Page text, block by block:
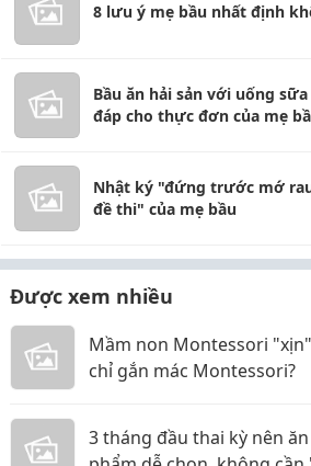
8 lưu ý mẹ bầu nhất định
Bầu ăn hải sản với uống
đáp cho thực đơn của mẹ
Nhật ký "đứng trước mớ
đề thi" của mẹ bầu
Được xem nhiều
Mầm non Montessori
chỉ gắn mác Montessori?
3 tháng đầu thai kỳ nên